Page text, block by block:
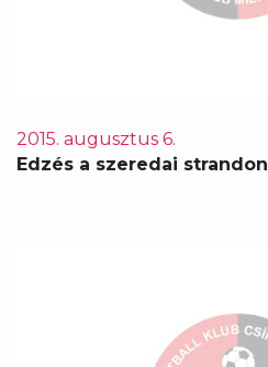
2015. augusztus 6.
Edzés a szeredai strandon